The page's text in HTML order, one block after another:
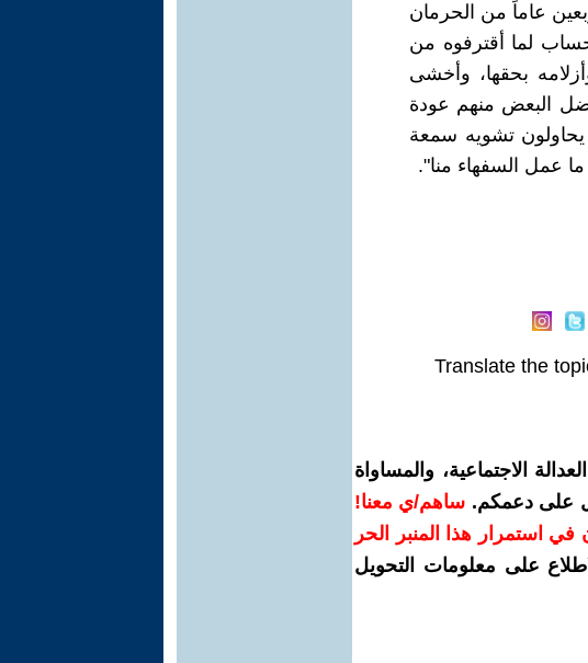
عاماً من الحرمان
لما أقترفوه من
بحقها، وأخشى
البعض منهم عودة
يحاولون تشويه سمعة
ما عمل السفهاء منا".
Translate the
الاجتماعية، والمساواة
على دعمكم. ساهم/ي معنا!
في استمرار هذا المنبر الحر
على معلومات التحويل